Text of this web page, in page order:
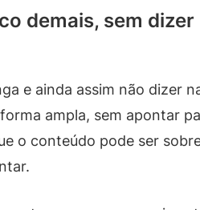
demais, sem
e ainda assim não dizer
ampla, sem apontar
o conteúdo pode ser